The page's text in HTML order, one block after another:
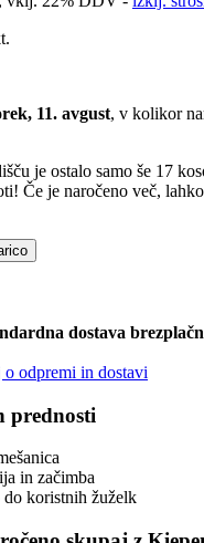
11. avgust, v kolikor
je ostalo samo še 17
Če je naročeno več,
dostava
odpremi in dostavi
prednosti
in začimba
do koristnih žuželk